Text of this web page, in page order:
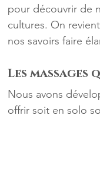
pour découvrir de
cultures. On
nos savoirs faire
Les
Nous avons
offrir soit en solo